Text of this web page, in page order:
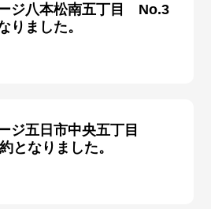
ジ八本松南五丁目 No.3
ました。
ジ五日市中央五丁目
なりました。